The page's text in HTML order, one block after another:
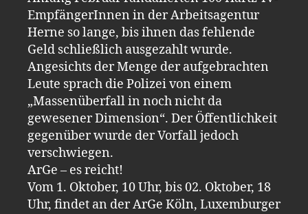
EmpfängerInnen in der Arbeitsagentur
Herne so lange, bis ihnen das fehlende
Geld schließlich ausgezahlt wurde.
Angesichts der Menge der aufgebrachten
Leute sprach die Polizei von einem
„Massenüberfall in noch nicht da
gewesener Dimension“. Der Öffentlichkeit
gegenüber wurde der Vorfall jedoch
verschwiegen.
ArGe – es reicht!
Vom 1. Oktober, 10 Uhr, bis 02. Oktober, 18
Uhr, findet an der ArGe Köln, Luxemburger